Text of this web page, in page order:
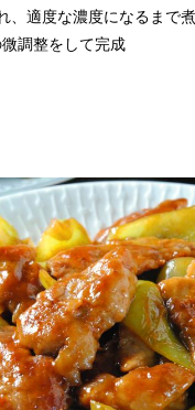
、適度な濃度になるまで
調整をして完成